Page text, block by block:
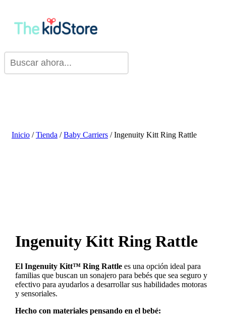
Inicio /Tienda /Baby Carriers / Ingenuity Kitt Ring Rattle
Ingenuity Kitt Ring Rattle
El Ingenuity Kitt™ Ring Rattlees una opción ideal para
familias que buscan un sonajero para bebés que sea seguro y
efectivo para ayudarlos a desarrollar sus habilidades motoras
y sensoriales.
Hecho con materiales pensando en el bebé: